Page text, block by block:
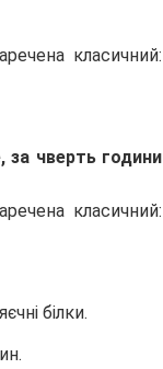
чверть години
білки.